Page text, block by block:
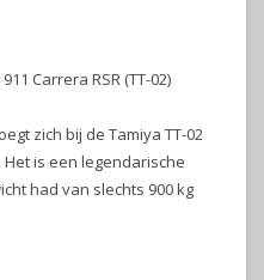
Carrera RSR (TT-02)
zich bij de Tamiya TT-02
is een legendarische
had van slechts 900 kg